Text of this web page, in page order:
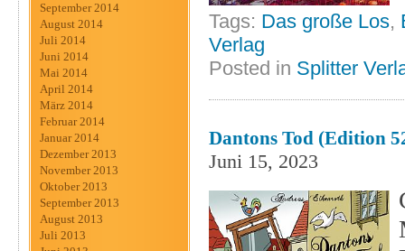
September 2014
August 2014
Juli 2014
Juni 2014
Mai 2014
April 2014
März 2014
Februar 2014
Januar 2014
Dezember 2013
November 2013
Oktober 2013
September 2013
August 2013
Juli 2013
Tags: Das große Los,
Verlag
Posted in Splitter
Dantons Tod (Edition
Juni 15, 2023